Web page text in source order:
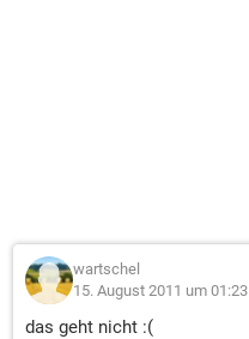
wartschel
15. August 2011 um 01:23
das geht nicht :(